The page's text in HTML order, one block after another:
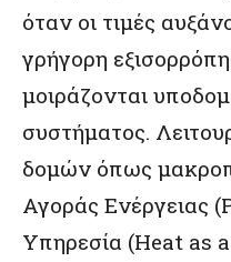
όταν οι τιμές
γρήγορη
μοιράζονται
συστήματος.
δομών όπως
Αγοράς Ενέργειας
Υπηρεσία (Heat as